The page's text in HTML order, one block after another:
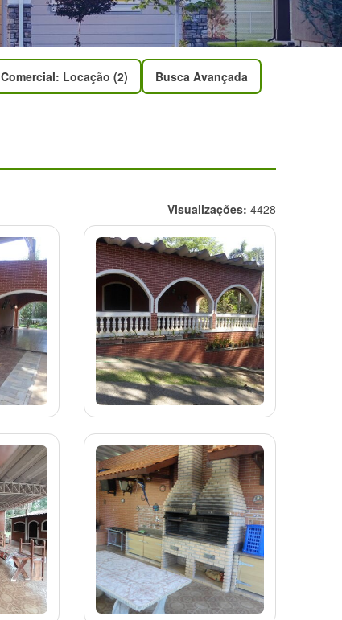
Comercial: Locação (2) Busca Avançada
Visualizações: 4428